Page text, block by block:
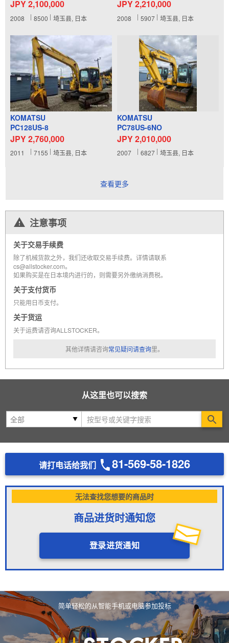
JPY 2,100,000
2008 8500 埼玉县, 日本
JPY 2,210,000
2008 5907 埼玉县, 日本
KOMATSU
PC128US-8
JPY 2,760,000
2011 7155 埼玉县, 日本
KOMATSU
PC78US-6NO
JPY 2,010,000
2007 6827 埼玉县, 日本
查看更多
注意事项
关于交易手续费
除了机械货款之外，我们还收取交易手续费。详情请联系
cs@allstocker.com。
如果购买是在日本境内进行的，则需要另外缴纳消费税。
关于支付货币
只能用日币支付。
关于货运
关于运费请咨询ALLSTOCKER。
其他详情请咨询常见疑问请查询里。
从这里也可以搜索
请打电话给我们 81-569-58-1826
无法查找您想要的商品时
商品进货时通知您
登录进货通知
简单轻松的从智能手机或电脑参加投标